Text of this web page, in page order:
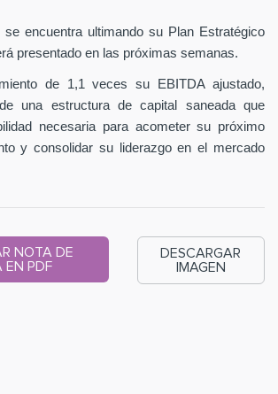
encuentra ultimando su Plan Estratégico
presentado en las próximas semanas.
de 1,1 veces su EBITDA ajustado,
una estructura de capital saneada que
necesaria para acometer su próximo
y consolidar su liderazgo en el mercado
NOTA DE
EN PDF
DESCARGAR
IMAGEN